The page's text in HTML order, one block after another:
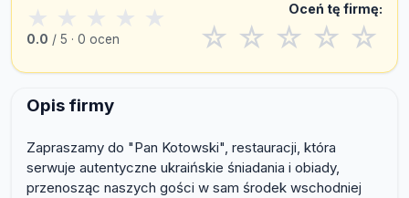
★ ★ ★ ★ ★
0.0 / 5 · 0 ocen
Oceń tę firmę:
☆ ☆ ☆ ☆ ☆
Opis firmy
Zapraszamy do "Pan Kotowski", restauracji, która
serwuje autentyczne ukraińskie śniadania i obiady,
przenosząc naszych gości w sam środek wschodniej